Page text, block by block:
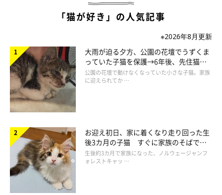
「猫が好き」の人気記事
※2026年8月更新
大雨が迫る夕方、公園の花壇でうずくま
っていた子猫を保護→6年後、先住猫
と“姉妹”のような関係に
公園の花壇で動けなくなっていた小さな子猫。家族
に迎えられてか …
お迎え初日、家に着くなり走り回った生
後3カ月の子猫 すぐに家族のそばで落
ち着く姿に「迎えてよかった」
生後約3カ月で家族になった、ノルウェージャンフ
ォレストキャッ …